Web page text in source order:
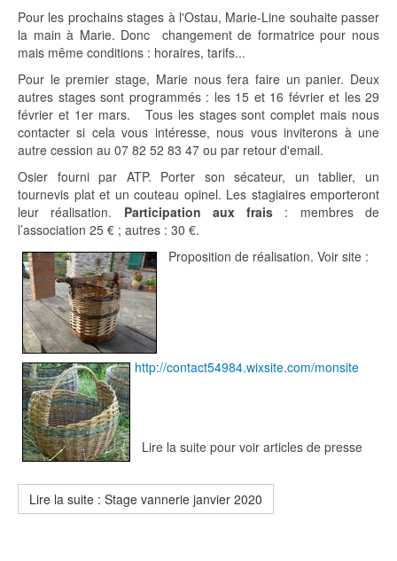
Pour les prochains stages à l'Ostau, Marie-Line souhaite passer
la main à Marie. Donc changement de formatrice pour nous
mais même conditions : horaires, tarifs...
Pour le premier stage, Marie nous fera faire un panier. Deux
autres stages sont programmés : les 15 et 16 février et les 29
février et 1er mars. Tous les stages sont complet mais nous
contacter si cela vous intéresse, nous vous inviterons à une
autre cession au 07 82 52 83 47 ou par retour d'email.
Osier fourni par ATP. Porter son sécateur, un tablier, un
tournevis plat et un couteau opinel. Les stagiaires emporteront
leur réalisation. Participation aux frais : membres de
l’association 25 € ; autres : 30 €.
Proposition de réalisation. Voir site :
http://contact54984.wixsite.com/monsite
Lire la suite pour voir articles de presse
Lire la suite : Stage vannerie janvier 2020